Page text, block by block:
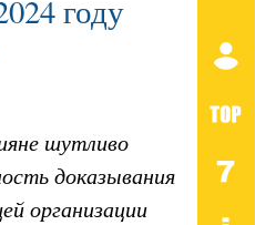
году
шутливо
доказывания
организации